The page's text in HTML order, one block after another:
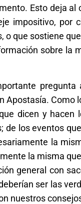
Esto deja
impositivo, por
o que sostiene
sobre la
Como
dicen y hacen
los eventos
la
la misma
general con
ser las
nuestros